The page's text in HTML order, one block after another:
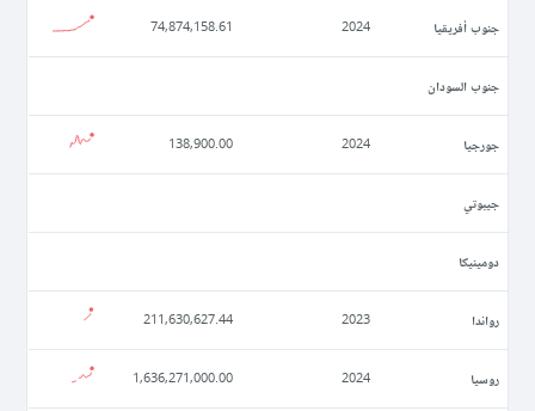
جنوب أفريقيا 2024
74,874,158.61
جنوب السودان
جورجيا 2024
138,900.00
جيبوتي
دومينيكا
رواندا 2023
211,630,627.44
روسيا 2024
1,636,271,000.00